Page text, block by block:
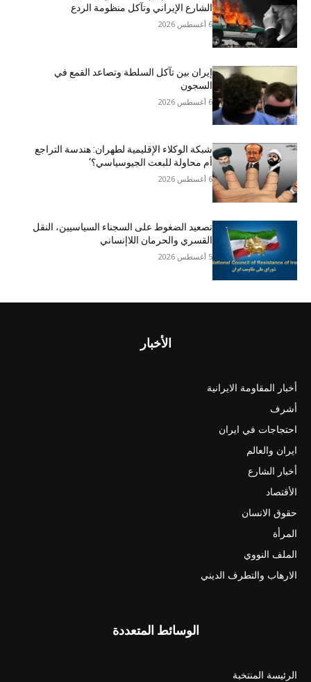
الشارع الإيراني وتآكل منظومة الردع
6 أغسطس 2026
إيران بين تآكل السلطة وتصاعد القمع في
السجون
6 أغسطس 2026
شبكة الوكلاء الإقليمية لطهران: هندسة التراجع
أم محاولة للبعث الجيوسياسي؟‘
6 أغسطس 2026
تصعيد الضغوط على السجناء السياسيين، النقل
القسري والحرمان اللاإنساني
5 أغسطس 2026
الأخبار
أخبار المقاومة الايرانية
أشرف
احتجاجات في ايران
ايران والعالم
أخبار الشارع
الأقتصاد
حقوق الانسان
المرأة
الملف النووي
الارهاب والتطرف الديني
الوسائط المتعددة
الرئيسة المنتخبة